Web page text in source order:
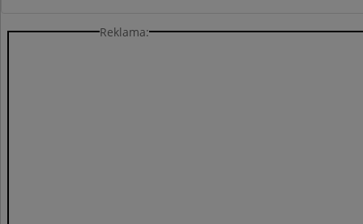
Reklama: